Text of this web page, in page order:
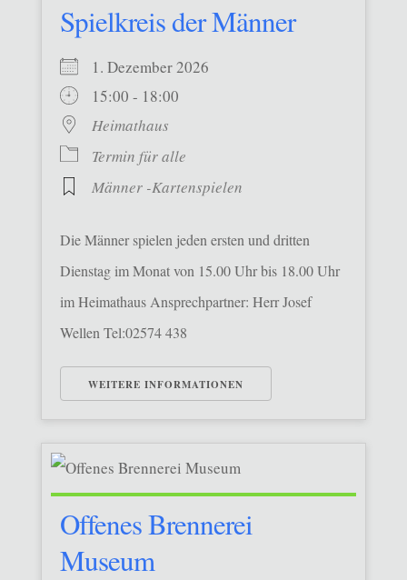
Spielkreis der Männer
1. Dezember 2026
15:00 - 18:00
Heimathaus
Termin für alle
Männer -Kartenspielen
Die Männer spielen jeden ersten und dritten
Dienstag im Monat von 15.00 Uhr bis 18.00 Uhr
im Heimathaus Ansprechpartner: Herr Josef
Wellen Tel:02574 438
WEITERE INFORMATIONEN
Offenes Brennerei
Museum